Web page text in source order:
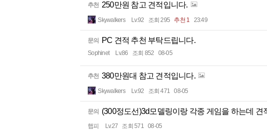
추천 250만원 참고 견적입니다.
Skywalkers Lv.92 조회 295 추천 1 23:49
문의 PC 견적 추천 부탁드립니다.
Sophinet Lv.86 조회 852 08-05
추천 380만원대 참고 견적입니다.
Skywalkers Lv.92 조회 471 08-05
문의 (300정도선)3d모델링이랑 각종 게임을 하는데 견
햅피 Lv.27 조회 571 08-05